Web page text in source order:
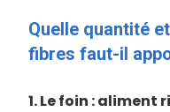
Quelle quantité
fibres faut-il
1. Le foin : aliment